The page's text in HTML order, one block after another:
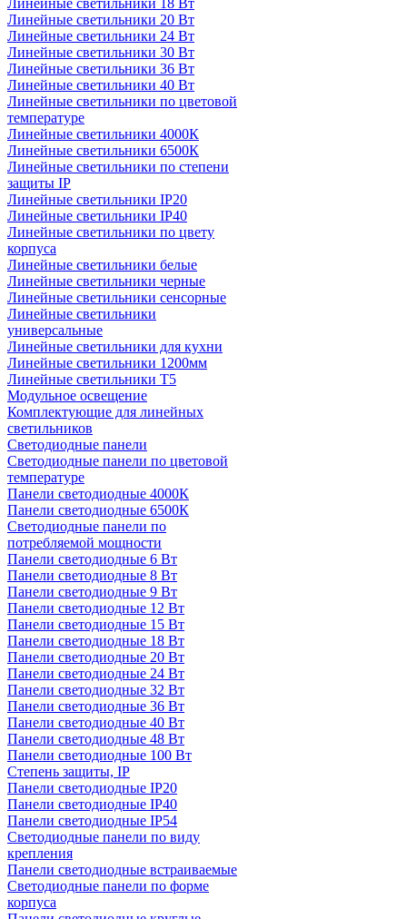
Линейные светильники 18 Вт
Линейные светильники 20 Вт
Линейные светильники 24 Вт
Линейные светильники 30 Вт
Линейные светильники 36 Вт
Линейные светильники 40 Вт
Линейные светильники по цветовой
температуре
Линейные светильники 4000К
Линейные светильники 6500К
Линейные светильники по степени
защиты IP
Линейные светильники IP20
Линейные светильники IP40
Линейные светильники по цвету
корпуса
Линейные светильники белые
Линейные светильники черные
Линейные светильники сенсорные
Линейные светильники
универсальные
Линейные светильники для кухни
Линейные светильники 1200мм
Линейные светильники Т5
Модульное освещение
Комплектующие для линейных
светильников
Светодиодные панели
Светодиодные панели по цветовой
температуре
Панели светодиодные 4000К
Панели светодиодные 6500К
Светодиодные панели по
потребляемой мощности
Панели светодиодные 6 Вт
Панели светодиодные 8 Вт
Панели светодиодные 9 Вт
Панели светодиодные 12 Вт
Панели светодиодные 15 Вт
Панели светодиодные 18 Вт
Панели светодиодные 20 Вт
Панели светодиодные 24 Вт
Панели светодиодные 32 Вт
Панели светодиодные 36 Вт
Панели светодиодные 40 Вт
Панели светодиодные 48 Вт
Панели светодиодные 100 Вт
Степень защиты, IP
Панели светодиодные IP20
Панели светодиодные IP40
Панели светодиодные IP54
Светодиодные панели по виду
крепления
Панели светодиодные встраиваемые
Светодиодные панели по форме
корпуса